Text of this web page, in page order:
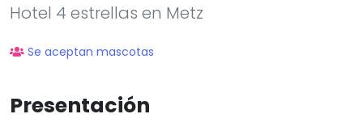
Hotel 4 estrellas en Metz
Se aceptan mascotas
Presentación